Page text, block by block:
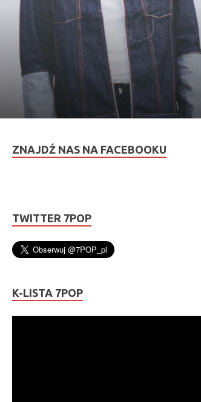
ZNAJDŹ NAS NA FACEBOOKU
TWITTER 7POP
K-LISTA 7POP